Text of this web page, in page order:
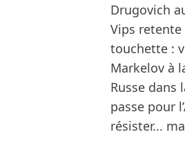
Drugovich
Vips retente
touchette :
Markelov à
Russe
passe pour
résister...